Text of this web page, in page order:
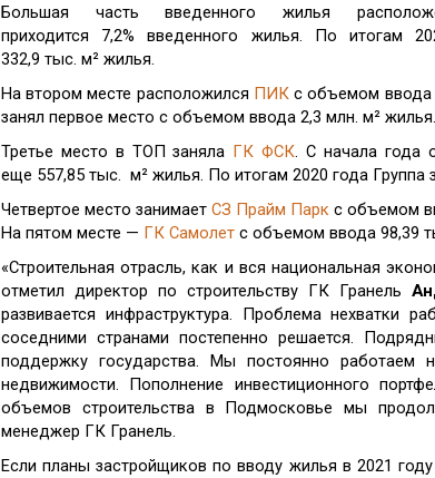
Большая часть введенного жилья
приходится 7,2% введенного жилья. По итогам
332,9 тыс. м² жилья.
На втором месте расположился ПИКс объемом ввода
занял первое место с объемом ввода 2,3 млн. м² жилья.
Третье место в ТОП заняла ГК ФСК. С начала года
еще 557,85 тыс. м² жилья. По итогам 2020 года
Четвертое место занимает СЗ Прайм Парк с объемом
На пятом месте — ГК Самолет с объемом ввода 98,39
«Строительная отрасль, как и вся национальная
отметил директор по строительству ГК Гранель
развивается инфраструктура. Проблема нехватки
соседними странами постепенно решается.
поддержку государства. Мы постоянно
недвижимости. Пополнение инвестиционного
объемов строительства в Подмосковье мы
менеджер ГК Гранель.
Если планы застройщиков по вводу жилья в 2021